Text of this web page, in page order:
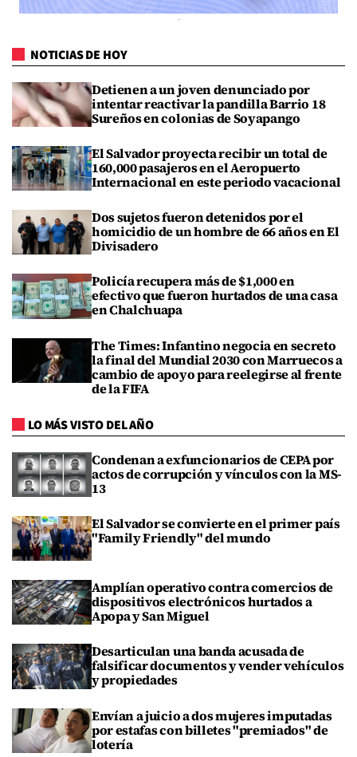
NOTICIAS DE HOY
Detienen a un joven denunciado por
intentar reactivar la pandilla Barrio 18
Sureños en colonias de Soyapango
El Salvador proyecta recibir un total de
160,000 pasajeros en el Aeropuerto
Internacional en este periodo vacacional
Dos sujetos fueron detenidos por el
homicidio de un hombre de 66 años en El
Divisadero
Policía recupera más de $1,000 en
efectivo que fueron hurtados de una casa
en Chalchuapa
The Times: Infantino negocia en secreto
la final del Mundial 2030 con Marruecos a
cambio de apoyo para reelegirse al frente
de la FIFA
LO MÁS VISTO DEL AÑO
Condenan a exfuncionarios de CEPA por
actos de corrupción y vínculos con la MS-
13
El Salvador se convierte en el primer país
"Family Friendly" del mundo
Amplían operativo contra comercios de
dispositivos electrónicos hurtados a
Apopa y San Miguel
Desarticulan una banda acusada de
falsificar documentos y vender vehículos
y propiedades
Envían a juicio a dos mujeres imputadas
por estafas con billetes "premiados" de
lotería